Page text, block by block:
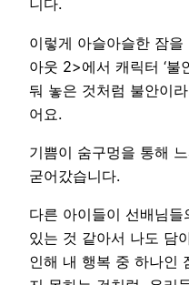
니다.
이렇게 아슬아슬한 잠
아웃 2>에서 캐릭터 ‘불
둬 놓은 것처럼 불안이
어요.
기쁨이 숨구멍을 통해
굳어갔습니다.
다른 아이들이 선배님
있는 것 같아서 나도 담
인해 내 행복 중 하나인